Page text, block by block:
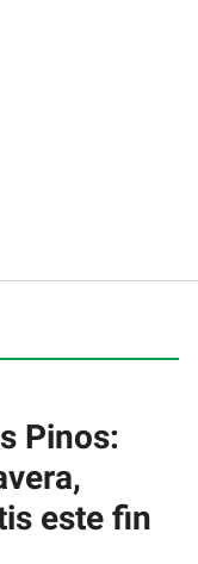
Pinos:
este fin